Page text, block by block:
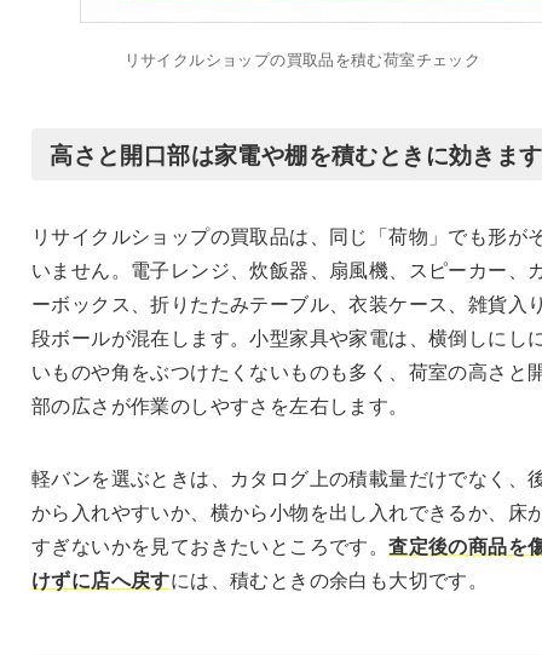
リサイクルショップの買取品を積む荷室チェック
高さと開口部は家電や棚を積むときに効きます
リサイクルショップの買取品は、同じ「荷物」でも形が
いません。電子レンジ、炊飯器、扇風機、スピーカー、
ーボックス、折りたたみテーブル、衣装ケース、雑貨入
段ボールが混在します。小型家具や家電は、横倒しにし
いものや角をぶつけたくないものも多く、荷室の高さと
部の広さが作業のしやすさを左右します。
軽バンを選ぶときは、カタログ上の積載量だけでなく、
から入れやすいか、横から小物を出し入れできるか、床
すぎないかを見ておきたいところです。査定後の商品を
けずに店へ戻すには、積むときの余白も大切です。